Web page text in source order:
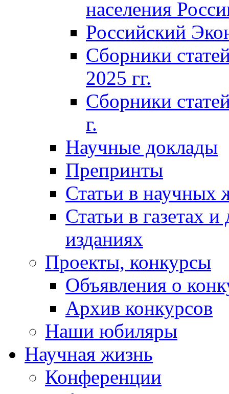
населения
Российский
Сборники
2025 гг.
Сборники
г.
Научные доклады
Препринты
Статьи в научных
Статьи в газетах
изданиях
Проекты, конкурсы
Объявления о
Архив конкурсов
Наши юбиляры
Научная жизнь
Конференции